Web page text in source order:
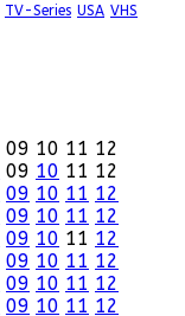
TV-Series USA VHS
09 10 11 12
09 10 11 12
09 10 11 12
09 10 11 12
09 10 11 12
09 10 11 12
09 10 11 12
09 10 11 12